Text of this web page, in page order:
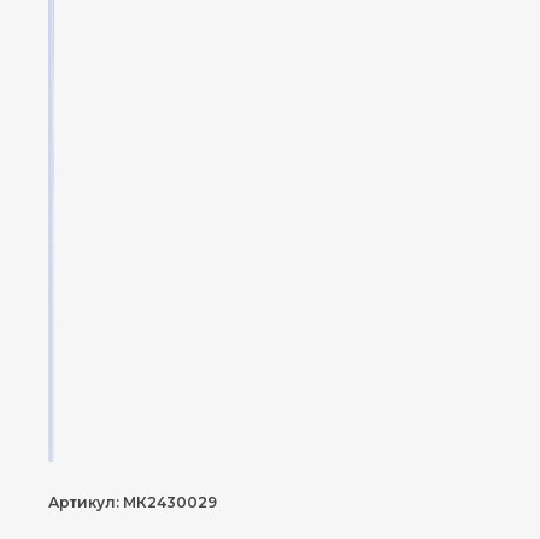
Артикул: МК2430029